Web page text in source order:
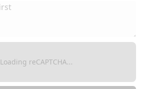
Loading reCAPTCHA...